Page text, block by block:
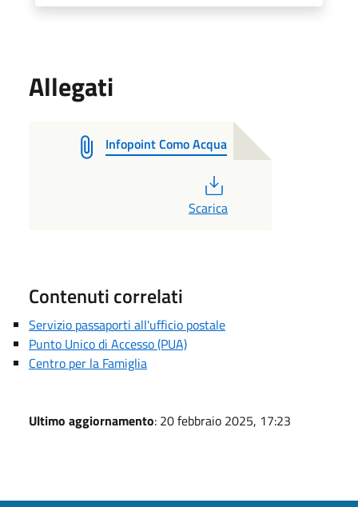
Allegati
Infopoint Como Acqua
Scarica
Contenuti correlati
Servizio passaporti all'ufficio postale
Punto Unico di Accesso (PUA)
Centro per la Famiglia
Ultimo aggiornamento: 20 febbraio 2025, 17:23